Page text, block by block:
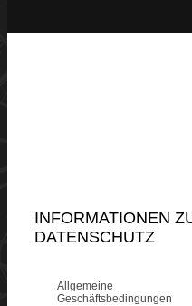
INFORMATIONEN
DATENSCHUTZ
Allgemeine
Geschäftsbedingungen